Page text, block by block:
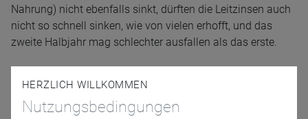
Nahrung) nicht ebenfalls sinkt, dürften die Leitzinsen auch
nicht so schnell sinken, wie von vielen erhofft, und das
zweite Halbjahr mag schlechter ausfallen als das erste.
Referenten
HERZLICH WILLKOMMEN
Nutzungsbedingungen